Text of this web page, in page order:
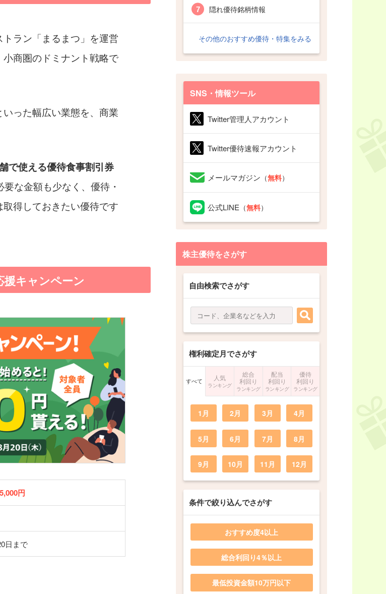
ラン「まるまつ」を運営
商圏のドミナント戦略で
った幅広い業態を、商業
で使える優待食事割引券
な金額も少なく、優待・
得しておきたい優待です
援キャンペーン
5,000円
日まで
隠れ優待銘柄情報
その他のおすすめ優待・特集をみる
SNS・情報ツール
Twitter管理人アカウント
Twitter優待速報アカウント
メールマガジン （無料）
公式LINE （無料）
株主優待をさがす
自由検索でさがす
権利確定月でさがす
すべて 人気
ランキング
総合
利回り
ランキング
配当
利回り
ランキング
優待
利回り
ランキング
1月 2月 3月 4月
5月 6月 7月 8月
9月 10月 11月 12月
条件で絞り込んでさがす
おすすめ度4以上
総合利回り4％以上
最低投資金額10万円以下